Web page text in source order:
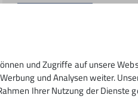
und Zugriffe auf unsere
und Analysen weiter.
Ihrer Nutzung der Dienste